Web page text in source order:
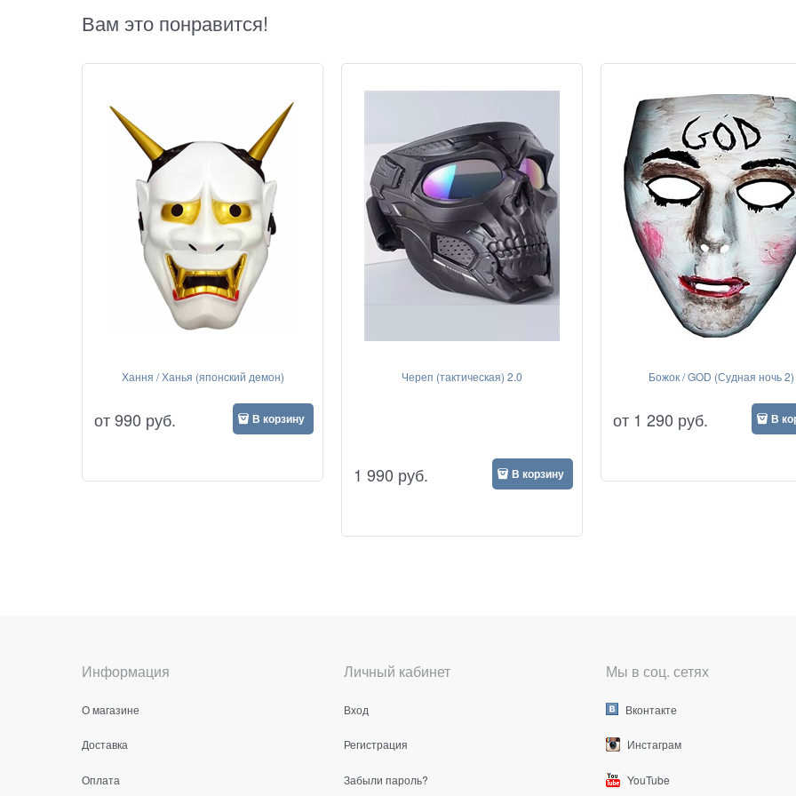
Вам это понравится!
Хання / Ханья (японский демон)
от990 руб. В корзину
Череп (тактическая) 2.0
1 990 руб. В корзину
Божок / GOD (Судная ночь 2)
от 1 290 руб. В
Информация
О магазине
Доставка
Оплата
Личный кабинет
Вход
Регистрация
Забыли пароль?
Мы в соц. сетях
Вконтакте
Инстаграм
YouTube